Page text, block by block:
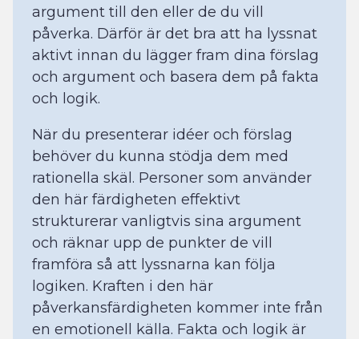
argument till den eller de du vill
påverka. Därför är det bra att ha lyssnat
aktivt innan du lägger fram dina förslag
och argument och basera dem på fakta
och logik.
När du presenterar idéer och förslag
behöver du kunna stödja dem med
rationella skäl. Personer som använder
den här färdigheten effektivt
strukturerar vanligtvis sina argument
och räknar upp de punkter de vill
framföra så att lyssnarna kan följa
logiken. Kraften i den här
påverkansfärdigheten kommer inte från
en emotionell källa. Fakta och logik är